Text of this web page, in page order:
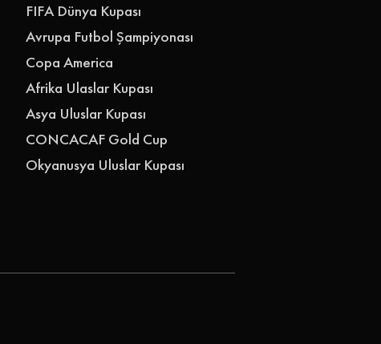
FIFA Dünya Kupası
Avrupa Futbol Şampiyonası
Copa America
Afrika Ulaslar Kupası
Asya Uluslar Kupası
CONCACAF Gold Cup
Okyanusya Uluslar Kupası